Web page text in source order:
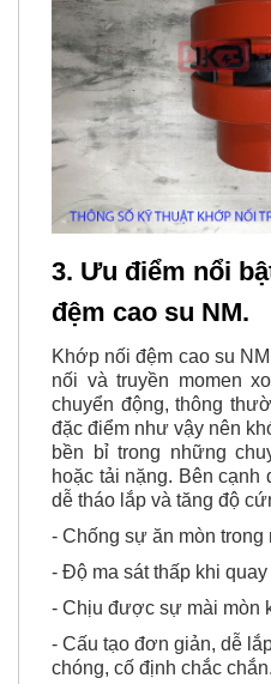
3. Ưu điểm nổi
đệm cao su NM.
Khớp nối đệm cao su
nối và truyền momen
chuyển động, thông
đặc điểm như vậy nên
bền bỉ trong những
hoặc tải nặng. Bên
dễ tháo lắp và tăng độ
- Chống sự ăn mòn
- Độ ma sát thấp khi
- Chịu được sự mài mòn
- Cấu tạo đơn giản, dễ
chóng, cố định chắc chắn.